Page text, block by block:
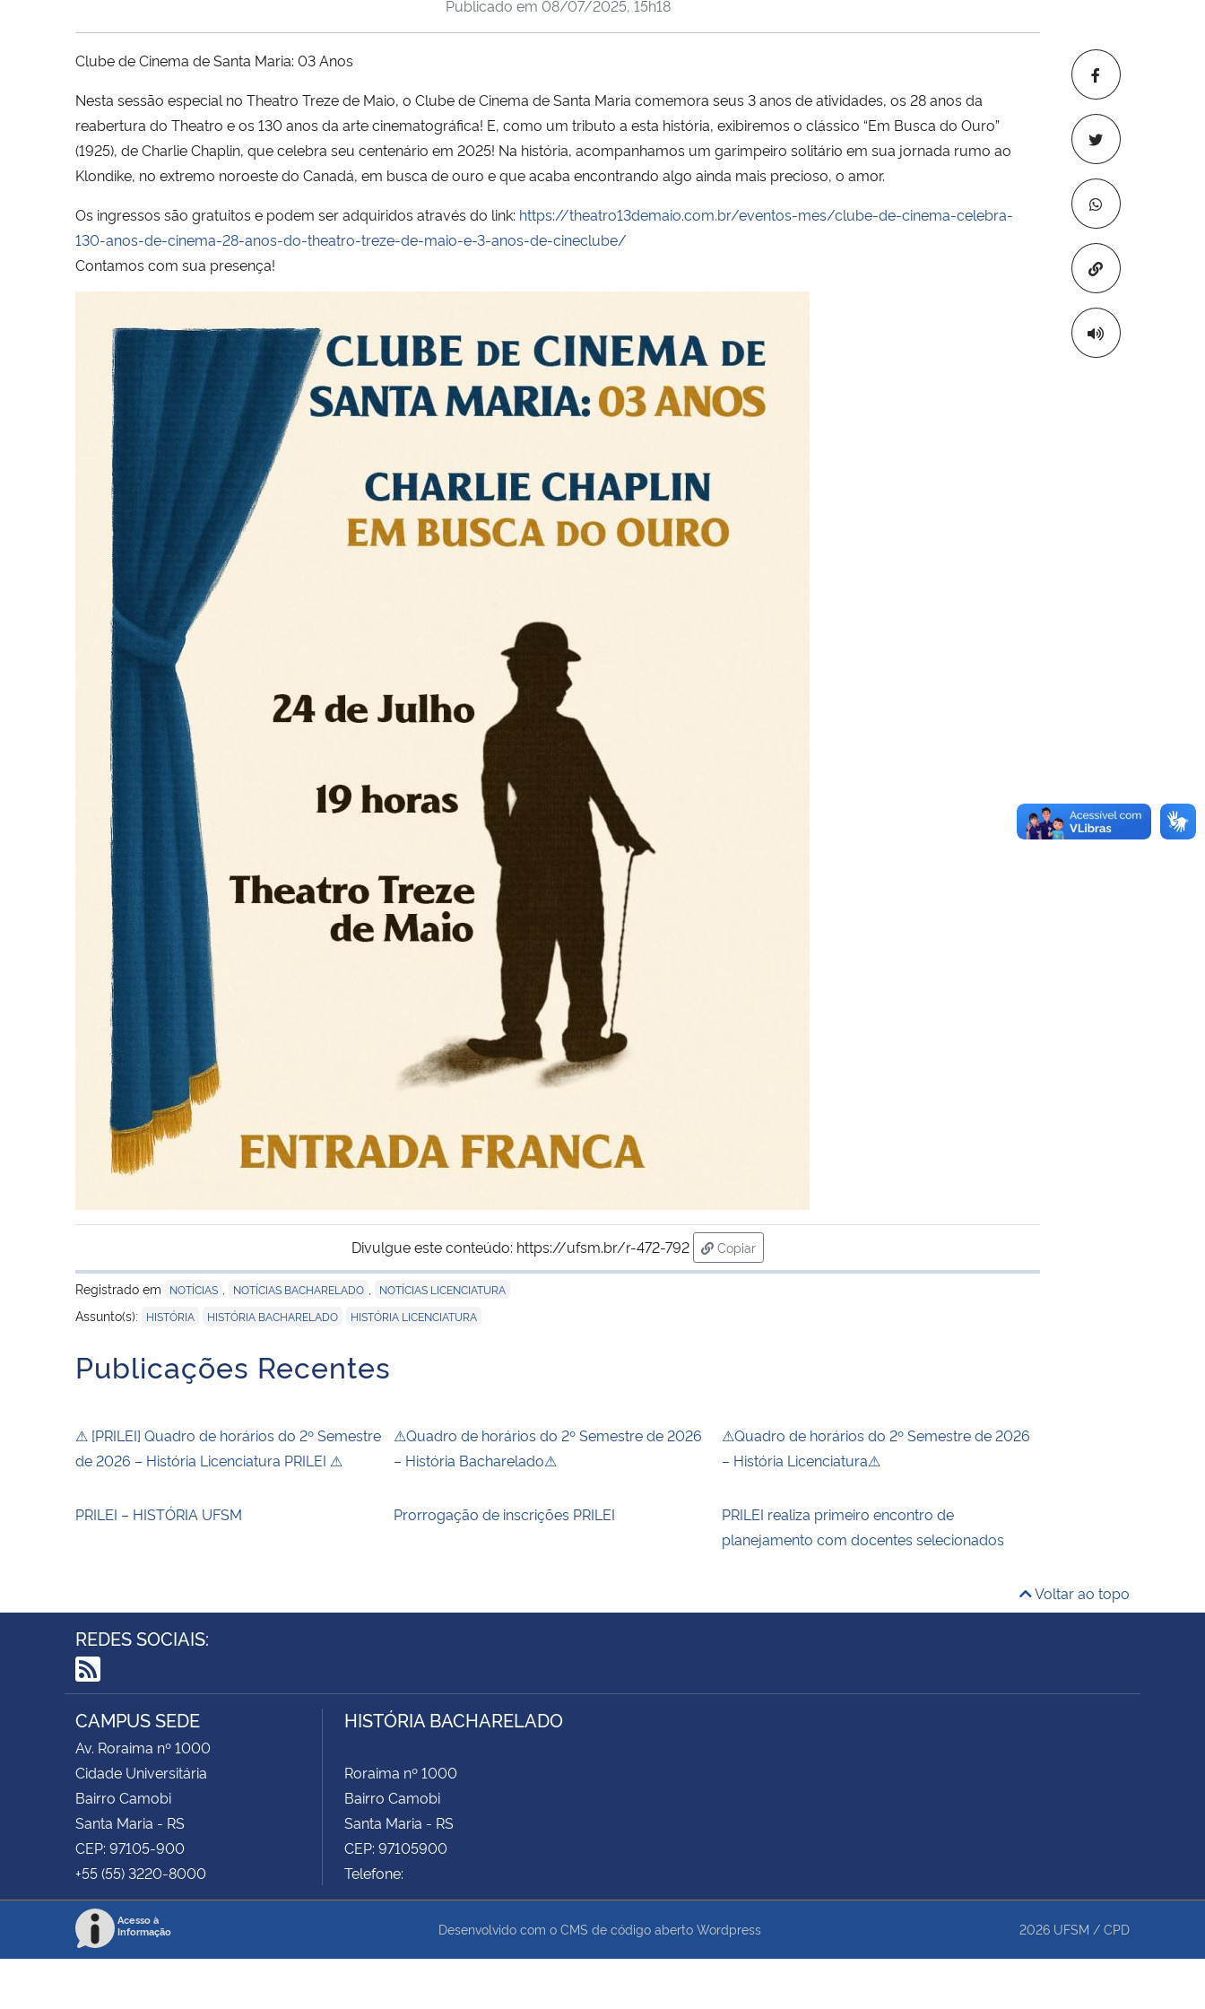
Copiar para
Publicado em 08/07/2025, 15h18
Clube de Cinema de Santa Maria: 03 Anos
Nesta sessão especial no Theatro Treze de Maio, o Clube de Cinema de Santa Maria comemora seus 3 anos de atividades, os 28 anos da
reabertura do Theatro e os 130 anos da arte cinematográfica! E, como um tributo a esta história, exibiremos o clássico “Em Busca do Ouro”
(1925), de Charlie Chaplin, que celebra seu centenário em 2025! Na história, acompanhamos um garimpeiro solitário em sua jornada rumo ao
Klondike, no extremo noroeste do Canadá, em busca de ouro e que acaba encontrando algo ainda mais precioso, o amor.
Os ingressos são gratuitos e podem ser adquiridos através do link: https://theatro13demaio.com.br/eventos-mes/clube-de-cinema-celebra-
130-anos-de-cinema-28-anos-do-theatro-treze-de-maio-e-3-anos-de-cineclube/
Contamos com sua presença!
Divulgue este conteúdo: https://ufsm.br/r-472-792
Copiar
para área de transferência
Registrado em
NOTÍCIAS NOTÍCIAS BACHARELADO NOTÍCIAS LICENCIATURA
Assunto(s): HISTÓRIA HISTÓRIA BACHARELADO HISTÓRIA LICENCIATURA
Publicações Recentes
⚠ [PRILEI] Quadro de horários do 2º Semestre
de 2026 – História Licenciatura PRILEI ⚠
⚠Quadro de horários do 2º Semestre de 2026
– História Bacharelado⚠
⚠Quadro de horários do 2º Semestre de 2026
– História Licenciatura⚠
PRILEI – HISTÓRIA UFSM Prorrogação de inscrições PRILEI
PRILEI realiza primeiro encontro de
planejamento com docentes selecionados
Voltar ao topo
REDES SOCIAIS:
RSS
CAMPUS SEDE
Av. Roraima nº 1000
Cidade Universitária
Bairro Camobi
Santa Maria - RS
CEP: 97105-900
+55 (55) 3220-8000
HISTÓRIA BACHARELADO
Roraima nº 1000
Bairro Camobi
Santa Maria - RS
CEP: 97105900
Telefone:
Acesso à
Informação
Desenvolvido com o CMS de código aberto Wordpress 2026 UFSM / CPD